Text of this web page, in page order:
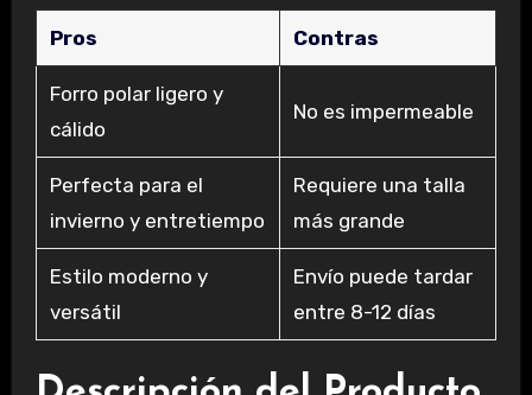
Pros Contras
Forro polar ligero y
cálido
No es impermeable
Perfecta para el
invierno y entretiempo
Requiere una talla
más grande
Estilo moderno y
versátil
Envío puede tardar
entre 8-12 días